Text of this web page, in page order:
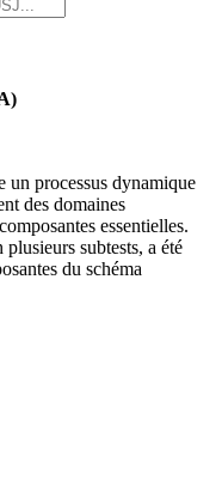
un processus dynamique
des domaines
essentielles.
subtests, a été
du schéma